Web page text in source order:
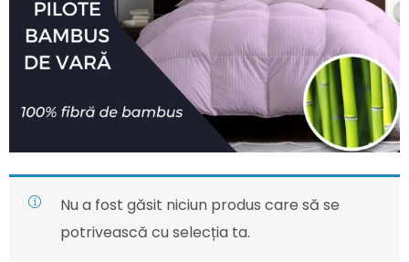
Nu a fost găsit niciun produs care să se
potrivească cu selecția ta.